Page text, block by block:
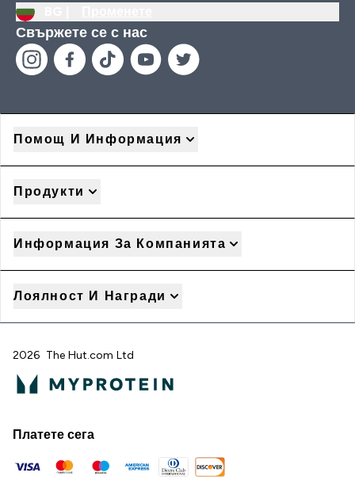
Свържете се с нас
Помощ И Информация
Продукти
Информация За Компанията
Лоялност И Награди
2026 The Hut.com Ltd
Платете сега